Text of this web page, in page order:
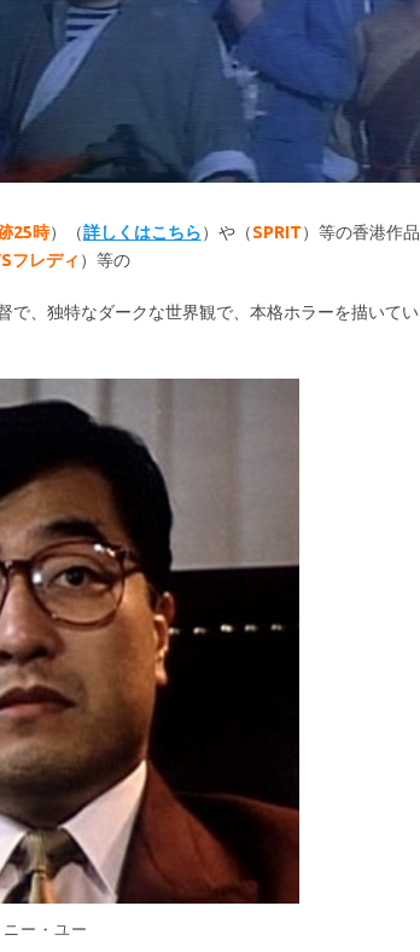
25時）（詳しくはこちら）や（SPRIT）等の香港作品
フレディ ）等の
で、独特なダークな世界観で、本格ホラーを描いてい
ニー・ユー